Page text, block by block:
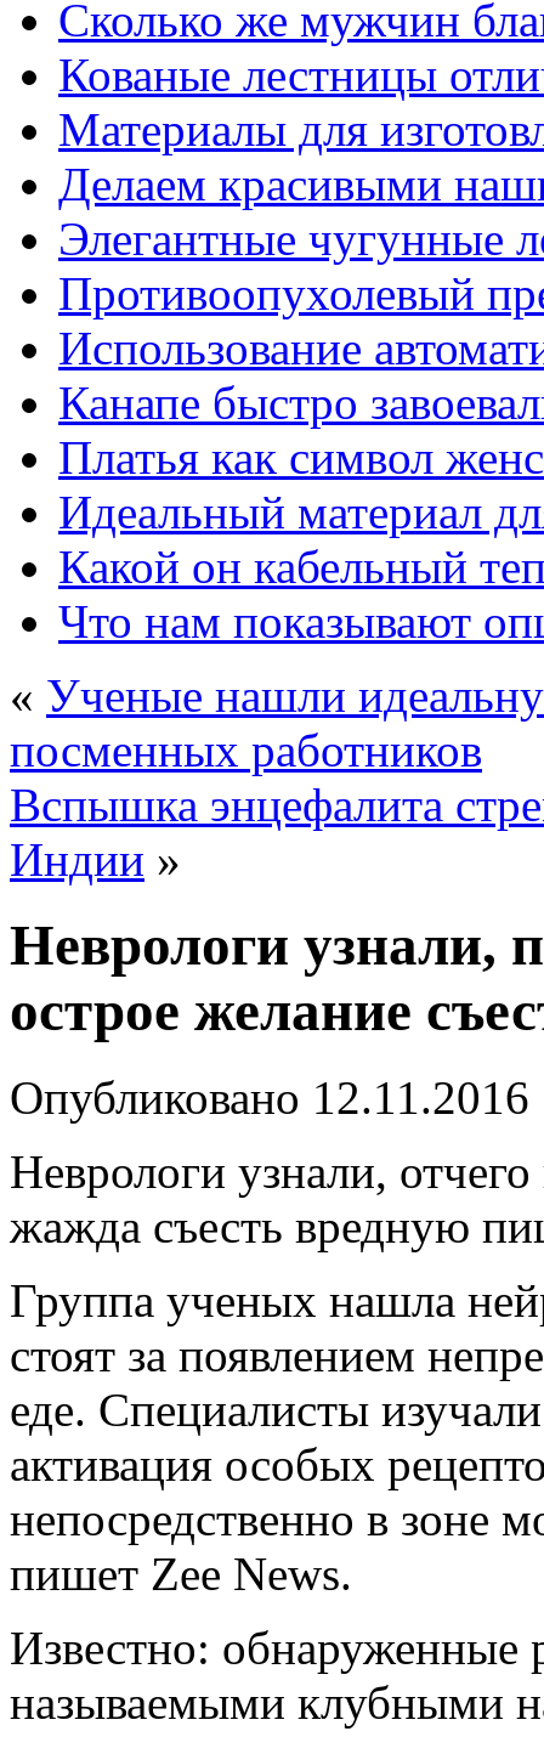
Сколько же мужчин
Кованые лестницы
Материалы для
Делаем красивыми
Элегантные чугунные
Противоопухолевый
Использование
Канапе быстро
Платья как символ
Идеальный материал
Какой он кабельный
Что нам показывают
« Ученые нашли
посменных работников
Вспышка энцефалита
Индии »
Неврологи узнали,
острое желание
Опубликовано 12.11.2016
Неврологи узнали,
жажда съесть вредную
Группа ученых нашла
стоят за появлением
еде. Специалисты
активация особых
непосредственно в зоне
пишет Zee News.
Известно: обнаруженные
называемыми клубными